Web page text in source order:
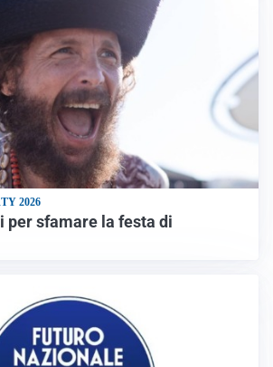
2026
per sfamare la festa di